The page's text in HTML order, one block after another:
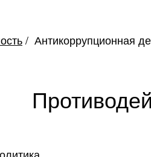
Антикоррупционная